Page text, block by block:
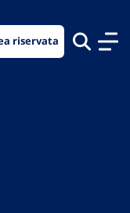
riservata